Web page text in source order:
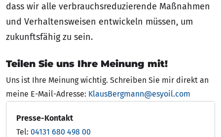
dass wir alle verbrauchsreduzierende Maßnahmen
und Verhaltensweisen entwickeln müssen, um
zukunftsfähig zu sein.
Teilen Sie uns Ihre Meinung mit!
Uns ist Ihre Meinung wichtig. Schreiben Sie mir direkt an
meine E-Mail-Adresse: KlausBergmann@esyoil.com
Presse-Kontakt
Tel: 04131 680 498 00